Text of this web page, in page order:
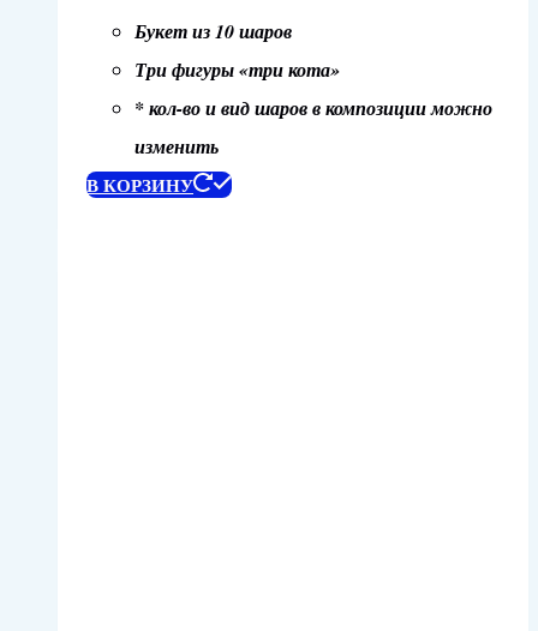
Букет из 10 шаров
Три фигуры «три кота»
* кол-во и вид шаров в композиции можно
изменить
В КОРЗИНУ